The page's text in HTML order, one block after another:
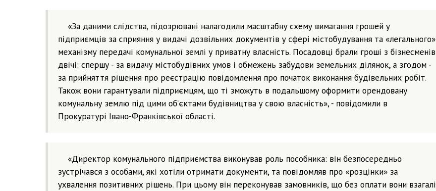
«За даними слідства, підозрювані налагодили масштабну схему вимагання грошей у
підприємців за сприяння у видачі дозвільних документів у сфері містобудування та «легального»
механізму передачі комунальної землі у приватну власність. Посадовці брали гроші з бізнесменів
двічі: спершу - за видачу містобудівних умов і обмежень забудови земельних ділянок, а згодом -
за прийняття рішення про реєстрацію повідомлення про початок виконання будівельних робіт.
Також вони гарантували підприємцям, що ті зможуть в подальшому оформити орендовану
комунальну землю під цими об’єктами будівництва у свою власність», - повідомили в
Прокуратурі Івано-Франківської області.
«Директор комунального підприємства виконував роль пособника: він безпосередньо
зустрічався з особами, які хотіли отримати документи, та повідомляв про «розцінки» за
ухвалення позитивних рішень. При цьому він переконував замовників, що без оплати вони взагалі